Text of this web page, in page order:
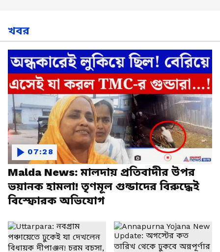
খবর
Malda News: মালদায় প্রতিবাদীর উপর
ভয়ানক হামলা! তৃণমূল গুন্ডাদের বিরুদ্ধেই
বিস্ফোরক অভিযোগ
07:28